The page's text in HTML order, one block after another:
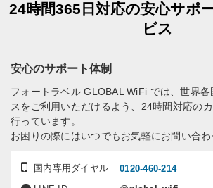
24時間365日対応の安心サポ
ビス
安心のサポート体制
国内専用ダイヤル
0120-460-214
フォートラベル GLOBAL WiFi では、世界
スをご利用いただけるよう、24時間対応の
行っています。
お困りの際にはいつでもお気軽にお問い合わ